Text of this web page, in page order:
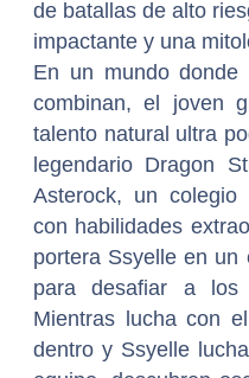
de batallas de alto
impactante y una
En un mundo
combinan, el joven
talento natural ultra
legendario Dragon
Asterock, un
con habilidades
portera Ssyelle en un
para desafiar a los
Mientras lucha con
dentro y Ssyelle